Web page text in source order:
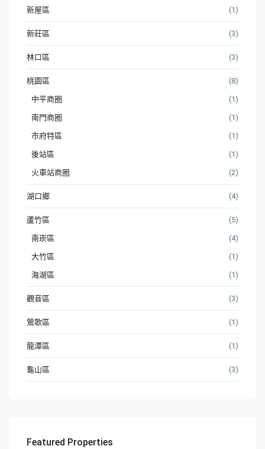
新屋區 (1)
新莊區 (3)
林口區 (3)
桃園區 (8)
中平商圈 (1)
南門商圈 (1)
市府特區 (1)
後站區 (1)
火車站商圈 (2)
湖口鄉 (4)
蘆竹區 (5)
南崁區 (4)
大竹區 (1)
海湖區 (1)
觀音區 (3)
鶯歌區 (1)
龍潭區 (1)
龜山區 (3)
Featured Properties